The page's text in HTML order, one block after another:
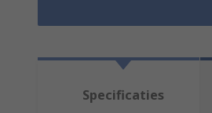
Specificaties